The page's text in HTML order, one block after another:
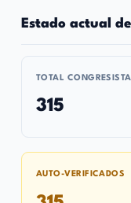
Estado actual
TOTAL
315
AUTO-VERIFICADOS